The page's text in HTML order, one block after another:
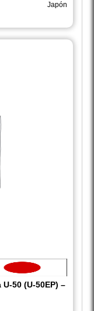
Japón
50 (U-50EP) –